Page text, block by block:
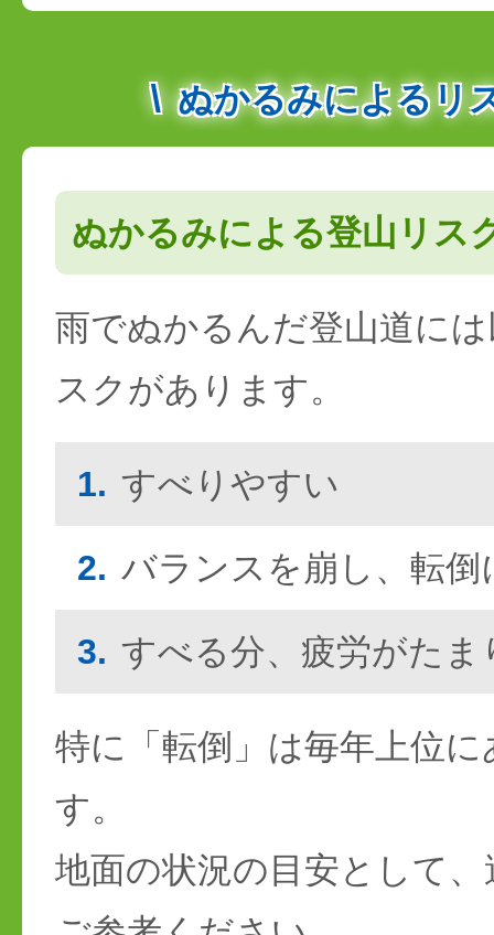
ぬかるみによるリ
ぬかるみによる登山リス
雨でぬかるんだ登山道に
スクがあります。
1. すべりやすい
2. バランスを崩し、転
3. すべる分、疲労がたま
特に「転倒」は毎年上位
す。
地面の状況の目安として